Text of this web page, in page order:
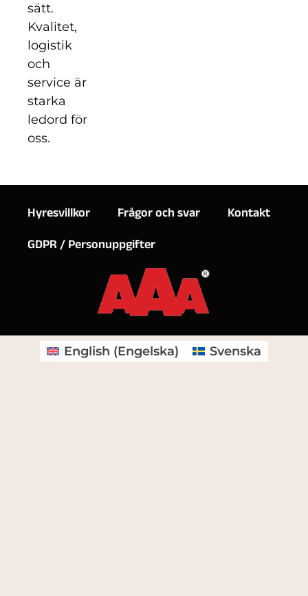
sätt.
Kvalitet,
logistik
och
service är
starka
ledord för
oss.
Hyresvillkor Frågor och svar
Kontakt
GDPR / Personuppgifter
English (Engelska) Svenska